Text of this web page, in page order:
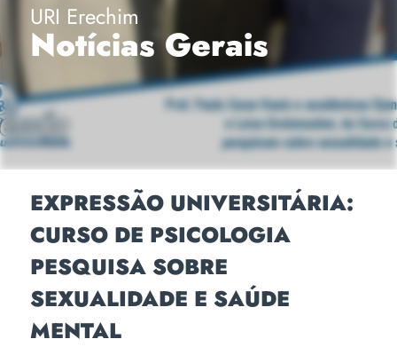
URI Erechim
Notícias Gerais
EXPRESSÃO UNIVERSITÁRIA:
CURSO DE PSICOLOGIA
PESQUISA SOBRE
SEXUALIDADE E SAÚDE
MENTAL